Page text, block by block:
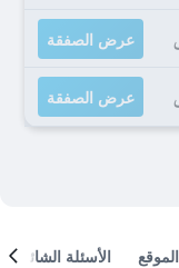
عرض الصفقة
عرض الصفقة
الموقع الأسئلة الشائعة